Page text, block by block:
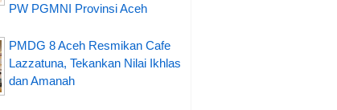
PW PGMNI Provinsi Aceh
PMDG 8 Aceh Resmikan Cafe
Lazzatuna, Tekankan Nilai Ikhlas
dan Amanah